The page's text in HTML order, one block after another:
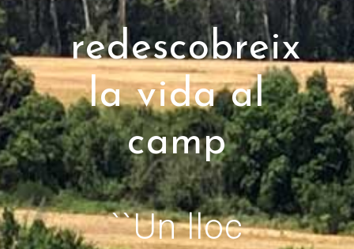
redescobreix
la vida al
camp
``Un lloc